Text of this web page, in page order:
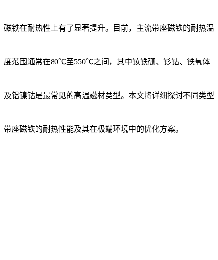
磁铁在耐热性上有了显著提升。目前，主流带座磁铁的耐热温
度范围通常在80℃至550℃之间，其中钕铁硼、钐钴、铁氧体
及铝镍钴是最常见的高温磁材类型。本文将详细探讨不同类型
带座磁铁的耐热性能及其在极端环境中的优化方案。